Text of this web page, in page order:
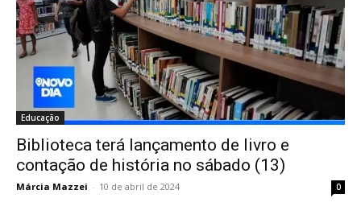
Educação
Biblioteca terá lançamento de livro e
contação de história no sábado (13)
Márcia Mazzei - 10 de abril de 2024 0